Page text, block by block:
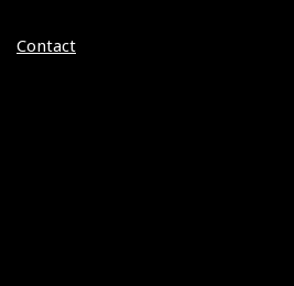
Contact